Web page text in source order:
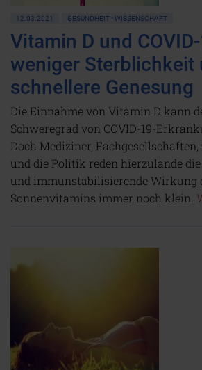
12.03.2021 GESUNDHEIT • WISSENSCHAFT
Vitamin D und
weniger Sterblichkeit
schnellere Genesung
Die Einnahme von Vitamin D kann
Schweregrad von COVID-19-
Doch Mediziner,
und die Politik reden hierzulande
und immunstabilisierende Wirkung
Sonnenvitamins immer noch klein.